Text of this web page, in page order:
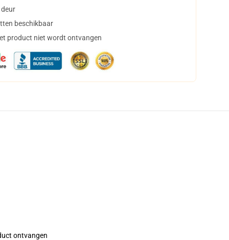
beschikbaar
product niet wordt ontvangen
ontvangen